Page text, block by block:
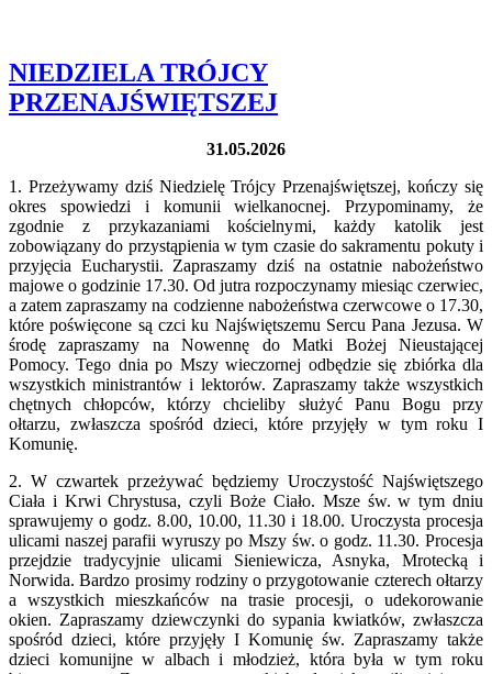
NIEDZIELA TRÓJCY
PRZENAJŚWIĘTSZEJ
31.05.2026
1. Przeżywamy dziś Niedzielę Trójcy Przenajświętszej, kończy się
okres spowiedzi i komunii wielkanocnej. Przypominamy, że
zgodnie z przykazaniami kościelnymi, każdy katolik jest
zobowiązany do przystąpienia w tym czasie do sakramentu pokuty i
przyjęcia Eucharystii. Zapraszamy dziś na ostatnie nabożeństwo
majowe o godzinie 17.30. Od jutra rozpoczynamy miesiąc czerwiec,
a zatem zapraszamy na codzienne nabożeństwa czerwcowe o 17.30,
które poświęcone są czci ku Najświętszemu Sercu Pana Jezusa. W
środę zapraszamy na Nowennę do Matki Bożej Nieustającej
Pomocy. Tego dnia po Mszy wieczornej odbędzie się zbiórka dla
wszystkich ministrantów i lektorów. Zapraszamy także wszystkich
chętnych chłopców, którzy chcieliby służyć Panu Bogu przy
ołtarzu, zwłaszcza spośród dzieci, które przyjęły w tym roku I
Komunię.
2. W czwartek przeżywać będziemy Uroczystość Najświętszego
Ciała i Krwi Chrystusa, czyli Boże Ciało. Msze św. w tym dniu
sprawujemy o godz. 8.00, 10.00, 11.30 i 18.00. Uroczysta procesja
ulicami naszej parafii wyruszy po Mszy św. o godz. 11.30. Procesja
przejdzie tradycyjnie ulicami Sieniewicza, Asnyka, Mrotecką i
Norwida. Bardzo prosimy rodziny o przygotowanie czterech ołtarzy
a wszystkich mieszkańców na trasie procesji, o udekorowanie
okien. Zapraszamy dziewczynki do sypania kwiatków, zwłaszcza
spośród dzieci, które przyjęły I Komunię św. Zapraszamy także
dzieci komunijne w albach i młodzież, która była w tym roku